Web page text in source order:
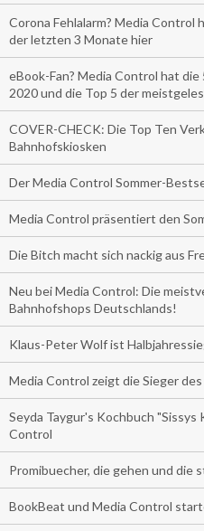
Corona Fehlalarm? Media
der letzten 3 Monate hier
eBook-Fan? Media Control hat
2020 und die Top 5 der
COVER-CHECK: Die Top Ten
Bahnhofskiosken
Der Media Control Sommer-
Media Control präsentiert den
Die Bitch macht sich nackig aus
Neu bei Media Control: Die
Bahnhofshops Deutschlands!
Klaus-Peter Wolf ist
Media Control zeigt die Sieger
Seyda Taygur's Kochbuch "Sissys
Control
Promibuecher, die gehen und die
BookBeat und Media Control